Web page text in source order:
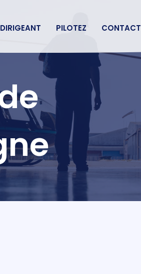
PILOTEZ CONTACT